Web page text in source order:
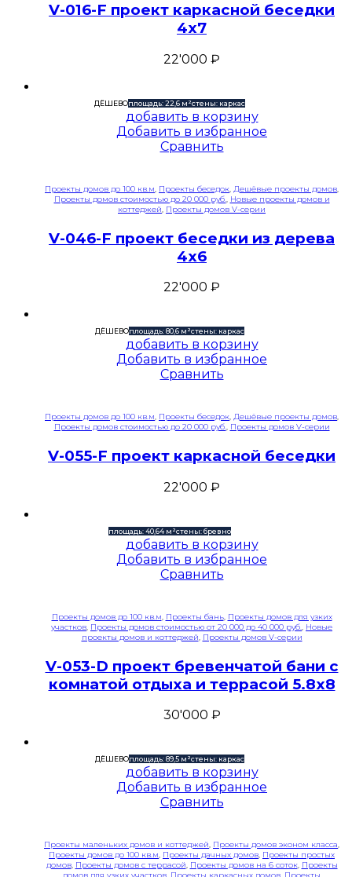
V-016-F проект каркасной беседки
4х7
22'000 ₽
ДЁШЕВОплощадь: 22,6 м²стены: каркас
добавить в корзину
Добавить в избранное
Сравнить
Проекты домов до 100 кв.м, Проекты беседок, Дешёвые проекты домов,
Проекты домов стоимостью до 20 000 руб., Новые проекты домов и
коттеджей, Проекты домов V-серии
V-046-F проект беседки из дерева
4х6
22'000 ₽
ДЁШЕВОплощадь: 80,6 м²стены: каркас
добавить в корзину
Добавить в избранное
Сравнить
Проекты домов до 100 кв.м, Проекты беседок, Дешёвые проекты домов,
Проекты домов стоимостью до 20 000 руб., Проекты домов V-серии
V-055-F проект каркасной беседки
22'000 ₽
площадь: 40,64 м²стены: бревно
добавить в корзину
Добавить в избранное
Сравнить
Проекты домов до 100 кв.м, Проекты бань, Проекты домов для узких
участков, Проекты домов стоимостью от 20 000 до 40 000 руб., Новые
проекты домов и коттеджей, Проекты домов V-серии
V-053-D проект бревенчатой бани с
комнатой отдыха и террасой 5.8х8
30'000 ₽
ДЁШЕВОплощадь: 89,5 м²стены: каркас
добавить в корзину
Добавить в избранное
Сравнить
Проекты маленьких домов и коттеджей, Проекты домов эконом класса,
Проекты домов до 100 кв.м, Проекты дачных домов, Проекты простых
домов, Проекты домов с террасой, Проекты домов на 6 соток, Проекты